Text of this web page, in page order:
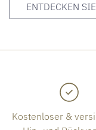
ENTDECKEN
Kostenloser &